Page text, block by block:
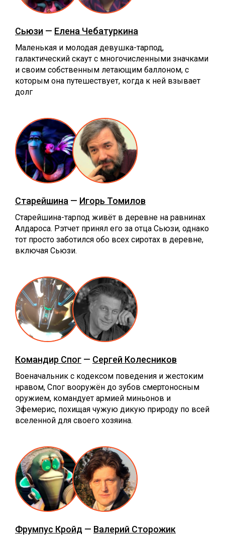
Сьюзи — Елена Чебатуркина
Маленькая и молодая девушка-тарпод,
галактический скаут с многочисленными значками
и своим собственным летающим баллоном, с
которым она путешествует, когда к ней взывает
долг
Старейшина — Игорь Томилов
Старейшина-тарпод живёт в деревне на равнинах
Алдароса. Рэтчет принял его за отца Сьюзи, однако
тот просто заботился обо всех сиротах в деревне,
включая Сьюзи.
Командир Спог — Сергей Колесников
Военачальник с кодексом поведения и жестоким
нравом, Спог вооружён до зубов смертоносным
оружием, командует армией миньонов и
Эфемерис, похищая чужую дикую природу по всей
вселенной для своего хозяина.
Фрумпус Кройд — Валерий Сторожик